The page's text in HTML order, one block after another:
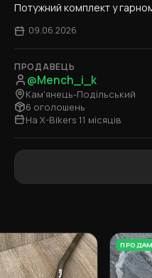
Потужний комплект у
09.06.2026
ПРОДАВЕЦЬ
@Mench_i_k
Кам'янець-Подільський
6 оголошень
На X-Bikers 11 місяців
ПРОДАМ